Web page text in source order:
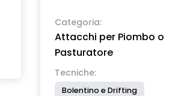
Categoria:
Attacchi per Piombo o
Pasturatore
Tecniche:
Bolentino e Drifting